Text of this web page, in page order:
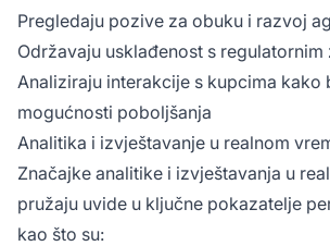
Pregledaju pozive za obuku i razvoj
Održavaju usklađenost s regulatornim
Analiziraju interakcije s kupcima kako
mogućnosti poboljšanja
Analitika i izvještavanje u realnom
Značajke analitike i izvještavanja u
pružaju uvide u ključne pokazatelje
kao što su: